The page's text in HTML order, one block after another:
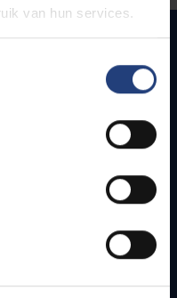
van hun services.